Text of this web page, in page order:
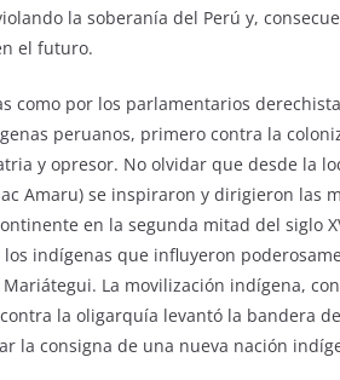
la soberanía del Perú y,
el futuro.
como por los parlamentarios
peruanos, primero contra la
y opresor. No olvidar que desde la
Amaru) se inspiraron y dirigieron las
en la segunda mitad del siglo
indígenas que influyeron
La movilización indígena,
la oligarquía levantó la bandera
la consigna de una nueva nación